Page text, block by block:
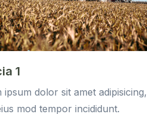
1
ipsum dolor sit amet adipisicing,
mod tempor incididunt.